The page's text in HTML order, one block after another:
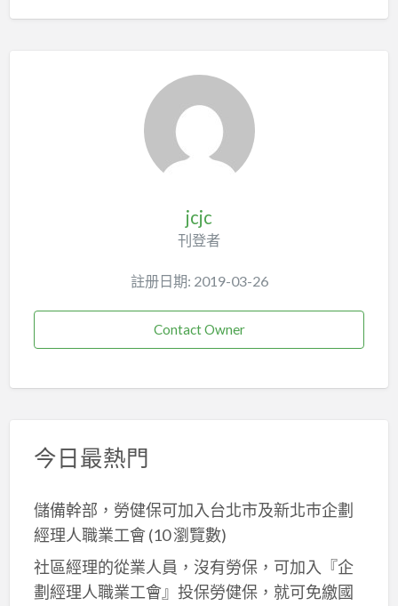
jcjc
刊登者
註册日期: 2019-03-26
Contact Owner
今日最熱門
儲備幹部，勞健保可加入台北市及新北巿企劃
經理人職業工會 (10 瀏覽數)
社區經理的從業人員，沒有勞保，可加入『企
劃經理人職業工會』投保勞健保，就可免繳國